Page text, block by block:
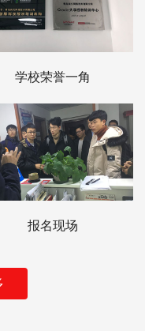
学校荣誉一角
报名现场